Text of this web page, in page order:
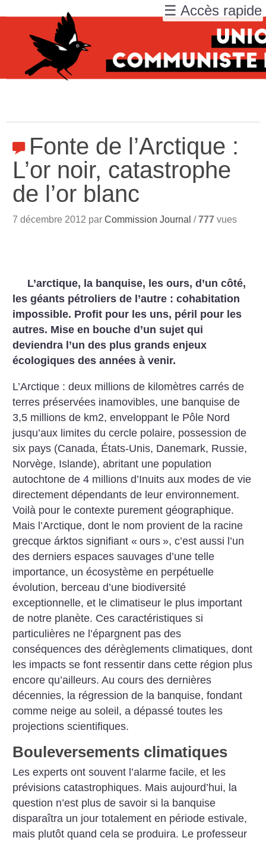
Fonte de l’Arctique :
L’or noir, catastrophe
de l’or blanc
7 décembre 2012 parCommission Journal /777 vues
L’arctique, la banquise, les ours, d’un côté,
les géants pétroliers de l’autre : cohabitation
impossible. Profit pour les uns, péril pour les
autres. Mise en bouche d’un sujet qui
deviendra l’un des plus grands enjeux
écologiques des années à venir.
L’Arctique : deux millions de kilomètres carrés de
terres préservées inamovibles, une banquise de
3,5 millions de km2, enveloppant le Pôle Nord
jusqu’aux limites du cercle polaire, possession de
six pays (Canada, États-Unis, Danemark, Russie,
Norvège, Islande), abritant une population
autochtone de 4 millions d’Inuits aux modes de vie
directement dépendants de leur environnement.
Voilà pour le contexte purement géographique.
Mais l’Arctique, dont le nom provient de la racine
grecque árktos signifiant « ours », c’est aussi l’un
des derniers espaces sauvages d’une telle
importance, un écosystème en perpétuelle
évolution, berceau d’une biodiversité
exceptionnelle, et le climatiseur le plus important
de notre planète. Ces caractéristiques si
particulières ne l’épargnent pas des
conséquences des dérèglements climatiques, dont
les impacts se font ressentir dans cette région plus
encore qu’ailleurs. Au cours des dernières
décennies, la régression de la banquise, fondant
comme neige au soleil, a dépassé toutes les
projections scientifiques.
Bouleversements climatiques
Les experts ont souvent l’alarme facile, et les
prévisions catastrophiques. Mais aujourd’hui, la
question n’est plus de savoir si la banquise
disparaîtra un jour totalement en période estivale,
mais plutôt quand cela se produira. Le professeur
☰ Accès rapide